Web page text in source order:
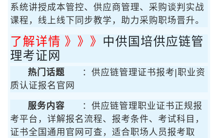
系统讲授成本管控、供应商管理、采购谈判实战
课程，线上线下同步教学，助力采购职场晋升。
了解详情 》》》 中供国培供应链管
理考证网
热门话题
：供应链管理证书报考|职业资
质认证报名官网
服务内容
：供应链管理职业证书正规报
考平台，详解报名流程、报考条件、考试科目，
证书全国通用官网可查，适合职场人员报考取